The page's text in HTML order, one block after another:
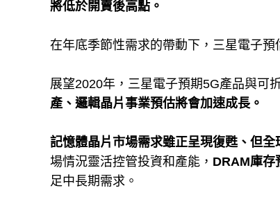
將低於開賣後高點。
在年底季節性需求的帶動下，三星電子預
展望2020年，三星電子預期5G產品與可
產、邏輯晶片事業預估將會加速成長。
記憶體晶片市場需求雖正呈現復甦、但
場情況靈活控管投資和產能， DRAM庫存
足中長期需求。